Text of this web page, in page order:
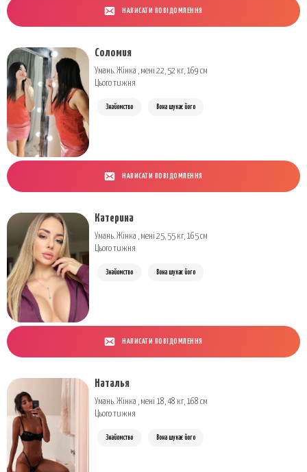
НАПИСАТИ ПОВІДОМЛЕННЯ
Соломия
Умань. Жінка , мені 22, 52 кг, 169 см
Цього тижня
Знайомство Вона шукає його
НАПИСАТИ ПОВІДОМЛЕННЯ
Катерина
Умань. Жінка , мені 25, 55 кг, 165 см
Цього тижня
Знайомство Вона шукає його
НАПИСАТИ ПОВІДОМЛЕННЯ
Наталья
Умань. Жінка , мені 18, 48 кг, 168 см
Цього тижня
Знайомство Вона шукає його